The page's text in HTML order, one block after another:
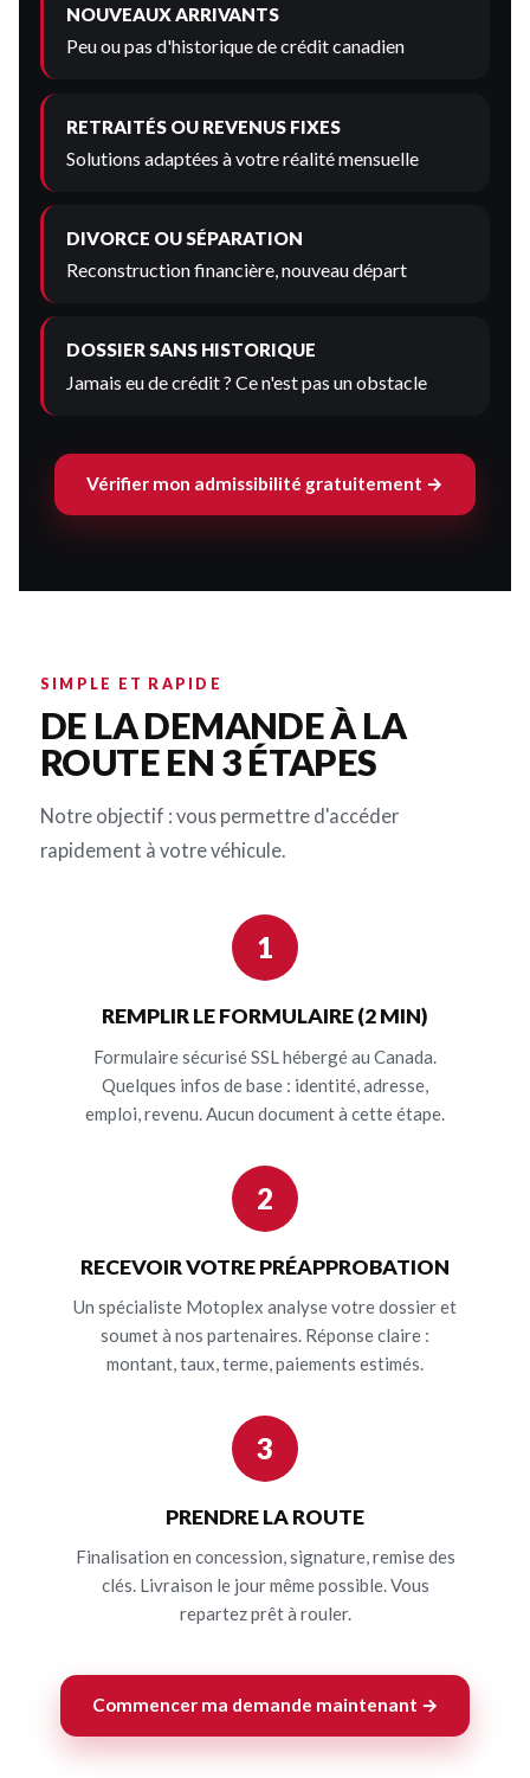
NOUVEAUX ARRIVANTS
Peu ou pas d'historique de crédit canadien
RETRAITÉS OU REVENUS FIXES
Solutions adaptées à votre réalité mensuelle
DIVORCE OU SÉPARATION
Reconstruction financière, nouveau départ
DOSSIER SANS HISTORIQUE
Jamais eu de crédit ? Ce n'est pas un obstacle
Vérifier mon admissibilité gratuitement →
SIMPLE ET RAPIDE
DE LA DEMANDE À LA
ROUTE EN 3 ÉTAPES
Notre objectif : vous permettre d'accéder
rapidement à votre véhicule.
1
REMPLIR LE FORMULAIRE (2 MIN)
Formulaire sécurisé SSL hébergé au Canada.
Quelques infos de base : identité, adresse,
emploi, revenu. Aucun document à cette étape.
2
RECEVOIR VOTRE PRÉAPPROBATION
Un spécialiste Motoplex analyse votre dossier et
soumet à nos partenaires. Réponse claire :
montant, taux, terme, paiements estimés.
3
PRENDRE LA ROUTE
Finalisation en concession, signature, remise des
clés. Livraison le jour même possible. Vous
repartez prêt à rouler.
Commencer ma demande maintenant →